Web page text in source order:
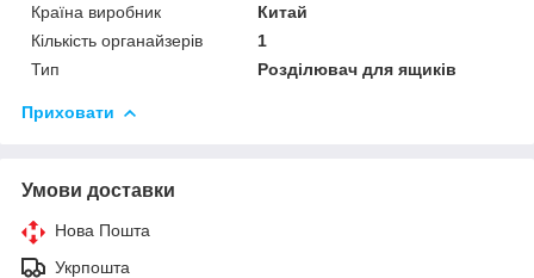
Країна виробник
Китай
Кількість органайзерів
1
Тип
Розділювач для ящиків
Приховати
Умови доставки
Нова Пошта
Укрпошта